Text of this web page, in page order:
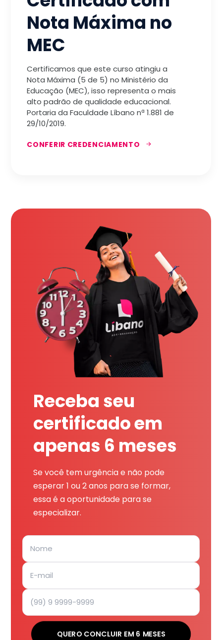
Nota Máxima no
MEC
Certificamos que este curso atingiu a
Nota Máxima (5 de 5) no Ministério da
Educação (MEC), isso representa o mais
alto padrão de qualidade educacional.
Portaria da Faculdade Líbano nª 1.881 de
29/10/2019.
CONFERIR CREDENCIAMENTO
Receba seu
certificado em
apenas 6 meses
Se você tem urgência e não pode
esperar 1 ou 2 anos para se formar,
essa é a oportunidade para se
especializar.
QUERO CONCLUIR EM 6 MESES